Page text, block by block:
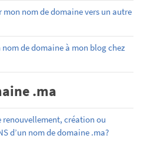
nom de domaine vers un autre
de domaine à mon blog chez
.ma
renouvellement, création ou
d’un nom de domaine .ma?